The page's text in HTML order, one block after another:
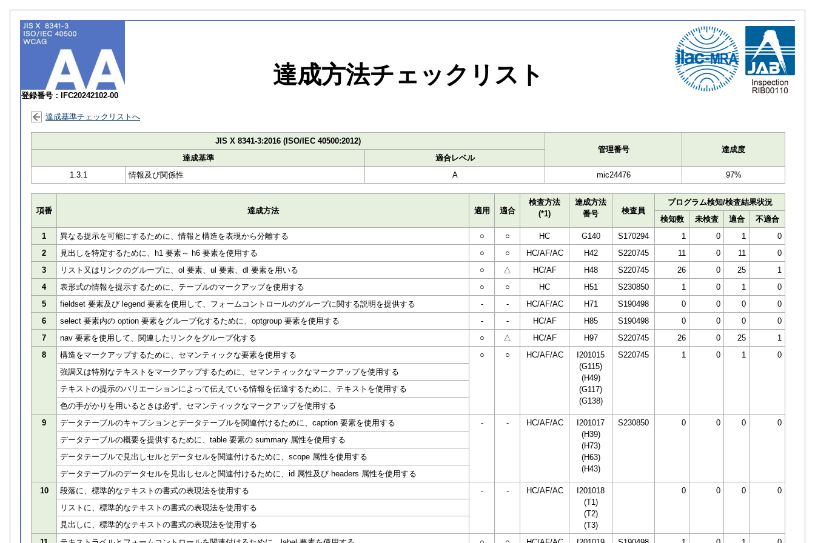
登録番号：IFC20242102-00
達成方法チェックリスト
達成基準チェックリストへ
JIS X 8341-3:2016 (ISO/IEC 40500:2012)
管理番号
達成度
達成基準
適合レベル
1.3.1
情報及び関係性 A mic24476 97%
項番 達成方法 適用 適合
検査方法
(*1)
達成方法
番号
検査員
プログラム検知/検査結果状況
検知数
未検査 適合
不適合
1
異なる提示を可能にするために、情報と構造を表現から分離する ○ ○ HC G140 S170294 1 0 1
0
2
見出しを特定するために、h1 要素～ h6 要素を使用する ○ ○ HC/AF/AC H42 S220745 11 0 11
0
3
リスト又はリンクのグループに、ol 要素、ul 要素、dl 要素を用いる ○ △ HC/AF H48 S220745 26 0 25
1
4
表形式の情報を提示するために、テーブルのマークアップを使用する ○ ○ HC H51 S230850 1 0 1
0
5
fieldset 要素及び legend 要素を使用して、フォームコントロールのグループに関する説明を提供する - - HC/AF/AC H71 S190498 0 0 0
0
6
select 要素内の option 要素をグループ化するために、optgroup 要素を使用する - - HC/AF H85 S190498 0 0 0
0
7
nav 要素を使用して、関連したリンクをグループ化する ○ △ HC/AF H97 S220745 26 0 25
1
8
構造をマークアップするために、セマンティックな要素を使用する ○ ○ HC/AF/AC
I201015
(G115)
(H49)
(G117)
(G138)
S220745 1 0 1
0
強調又は特別なテキストをマークアップするために、セマンティックなマークアップを使用する
テキストの提示のバリエーションによって伝えている情報を伝達するために、テキストを使用する
色の手がかりを用いるときは必ず、セマンティックなマークアップを使用する
9
データテーブルのキャプションとデータテーブルを関連付けるために、caption 要素を使用する - - HC/AF/AC
I201017
(H39)
(H73)
(H63)
(H43)
S230850 0 0 0
0
データテーブルの概要を提供するために、table 要素の summary 属性を使用する
データテーブルで見出しセルとデータセルを関連付けるために、scope 属性を使用する
データテーブルのデータセルを見出しセルと関連付けるために、id 属性及び headers 属性を使用する
10
段落に、標準的なテキストの書式の表現法を使用する - - HC/AF/AC
I201018
(T1)
(T2)
(T3)
0 0 0
0
リストに、標準的なテキストの書式の表現法を使用する
見出しに、標準的なテキストの書式の表現法を使用する